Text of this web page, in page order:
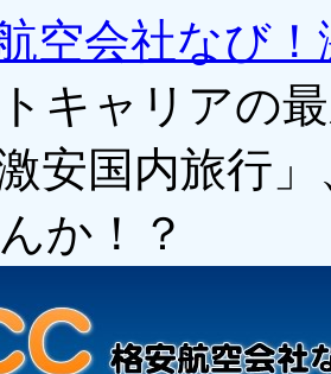
空会社なび
キャリアの
安国内旅行
か！？